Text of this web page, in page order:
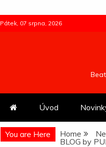
Pátek, 07 srpna, 2026
Úvod
You are Here Home
BLOG by